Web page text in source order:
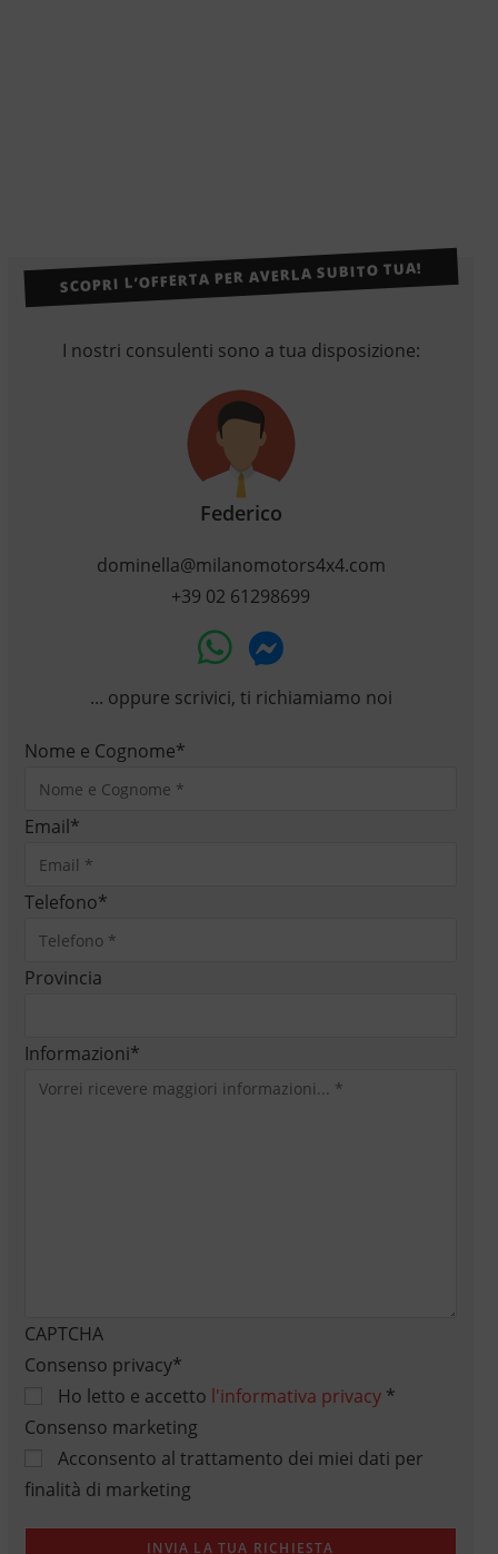
SCOPRI L’OFFERTA PER AVERLA SUBITO TUA!
I nostri consulenti sono a tua disposizione:
Federico
dominella@milanomotors4x4.com
+39 02 61298699
... oppure scrivici, ti richiamiamo noi
Nome e Cognome*
Email*
Telefono*
Provincia
Informazioni*
CAPTCHA
Consenso privacy*
Ho letto e accetto l'informativa privacy*
Consenso marketing
Acconsento al trattamento dei miei dati per
finalità di marketing